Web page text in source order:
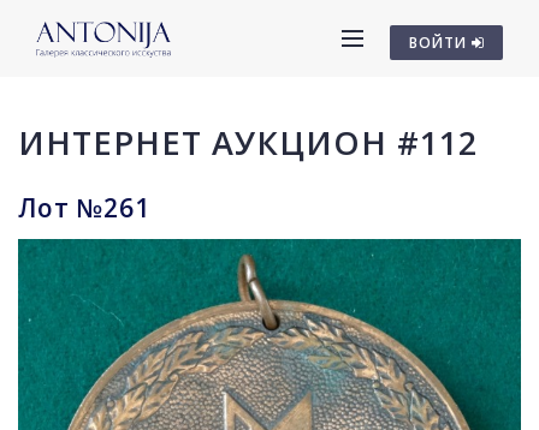
ВОЙТИ
ИНТЕРНЕТ АУКЦИОН #112
Лот №261